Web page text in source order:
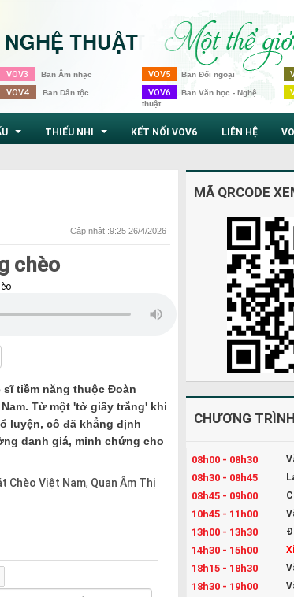
VOV3 Ban Âm nhạc
VOV4 Ban Dân tộc
VOV5 Ban Đối ngoại
VOV6 Ban Văn học - Nghệ
thuật
THIẾU NHI KẾT NỐI VOV6 LIÊN HỆ
Cập nhật :9:25 26/4/2026
chèo
sĩ tiềm năng thuộc Đoàn
Từ một 'tờ giấy trắng' khi
luyện, cô đã khẳng định
danh giá, minh chứng cho
Chèo Việt Nam, Quan Âm Thị
MÃ QRCODE
CHƯƠNG
08h00 - 08h30
08h30 - 08h45
08h45 - 09h00
10h45 - 11h00
13h00 - 13h30
14h30 - 15h00
18h15 - 18h30
18h30 - 19h00